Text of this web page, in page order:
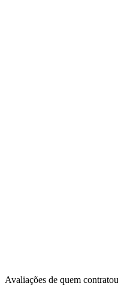
Avaliações de quem contratou